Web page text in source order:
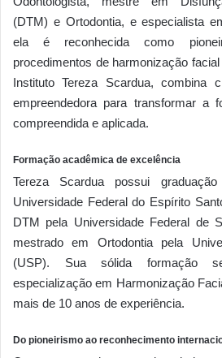
(DTM) e Ortodontia, e especialista
ela é reconhecida como
procedimentos de harmonização
Instituto Tereza Scardua, combina
empreendedora para transformar a
compreendida e aplicada.
Formação acadêmica de excelência
Tereza Scardua possui
Universidade Federal do Espírito
DTM pela Universidade Federal de
mestrado em Ortodontia pela
(USP). Sua sólida formação
especialização em Harmonização
mais de 10 anos de experiência.
Do pioneirismo ao reconhecimento